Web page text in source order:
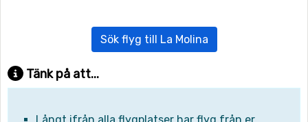
Sök flyg till La Molina
Tänk på att...
Långt ifrån alla flygplatser har flyg från er